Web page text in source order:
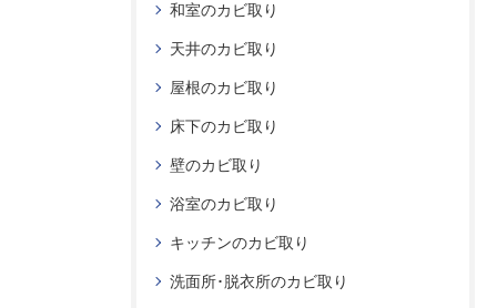
和室のカビ取り
天井のカビ取り
屋根のカビ取り
床下のカビ取り
壁のカビ取り
浴室のカビ取り
キッチンのカビ取り
洗面所･脱衣所のカビ取り